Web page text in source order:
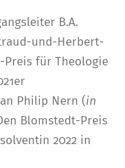
B.A.
und-Herbert-
Preis für Theologie
Philip Nern (in
Blomstedt-Preis
2022 in